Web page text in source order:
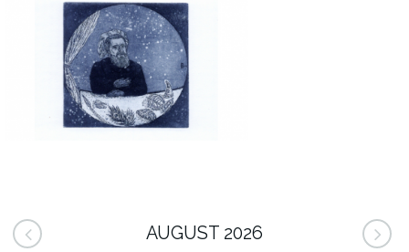
AUGUST 2026